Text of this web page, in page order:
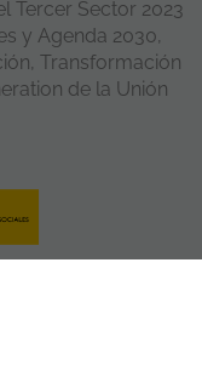
Tercer Sector 2023
y Agenda 2030,
Transformación
de la Unión